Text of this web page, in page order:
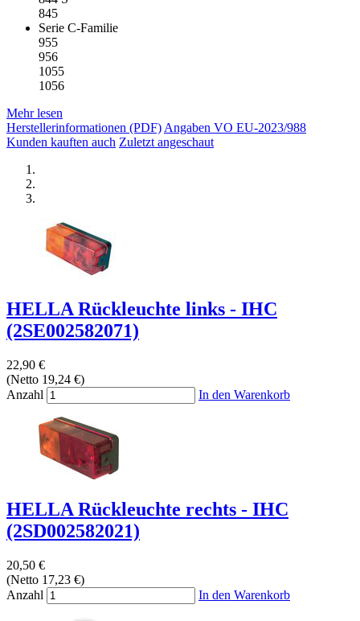
845
Serie C-Familie
955
956
1055
1056
Mehr lesen
Herstellerinformationen (PDF)Angaben VO EU-2023/988
Kunden kauften auch Zuletzt angeschaut
HELLA Rückleuchte links - IHC
(2SE002582071)
22,90 €
(Netto 19,24 €)
Anzahl
In den Warenkorb
HELLA Rückleuchte rechts - IHC
(2SD002582021)
20,50 €
(Netto 17,23 €)
Anzahl
In den Warenkorb